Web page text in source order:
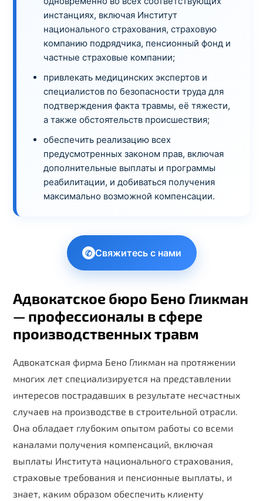
инстанциях, включая Институт
национального страхования, страховую
компанию подрядчика, пенсионный фонд и
частные страховые компании;
привлекать медицинских экспертов и
специалистов по безопасности труда для
подтверждения факта травмы, её тяжести,
а также обстоятельств происшествия;
обеспечить реализацию всех
предусмотренных законом прав, включая
дополнительные выплаты и программы
реабилитации, и добиваться получения
максимально возможной компенсации.
✆ Свяжитесь с нами
Адвокатское бюро Бено Гликман
— профессионалы в сфере
производственных травм
Адвокатская фирма Бено Гликман на протяжении
многих лет специализируется на представлении
интересов пострадавших в результате несчастных
случаев на производстве в строительной отрасли.
Она обладает глубоким опытом работы со всеми
каналами получения компенсаций, включая
выплаты Института национального страхования,
страховые требования и пенсионные выплаты, и
знает, каким образом обеспечить клиенту